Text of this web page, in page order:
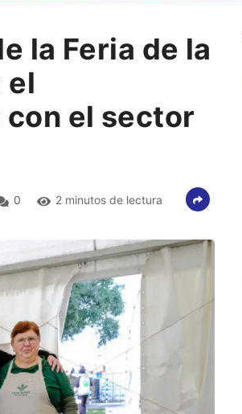
la Feria de la
el
el sector
0 2 minutos de lectura